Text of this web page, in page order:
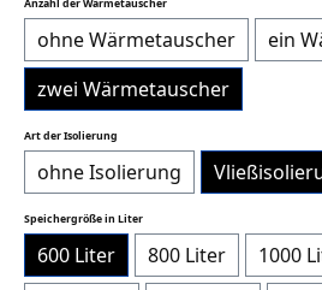
Anzahl der Wärmetauscherauswählen
ohne Wärmetauscher
ein
zwei Wärmetauscher
Art der Isolierung
ohne Isolierung
Speichergröße in Literauswählen
600 Liter 800 Liter 1000